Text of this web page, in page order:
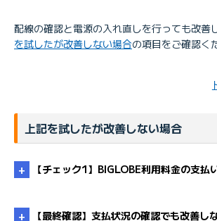
配線の確認と電源の入れ直しを行っても改善
を試したが改善しない場合の項目をご確認く
上記を試したが改善しない場合
【チェック1】BIGLOBE利用料金の支払
【最終確認】支払状況の確認でも改善し